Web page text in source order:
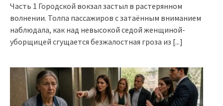
Часть 1 Городской вокзал застыл в растерянном
волнении. Толпа пассажиров с затаённым вниманием
наблюдала, как над невысокой седой женщиной-
уборщицей сгущается безжалостная гроза из [...]